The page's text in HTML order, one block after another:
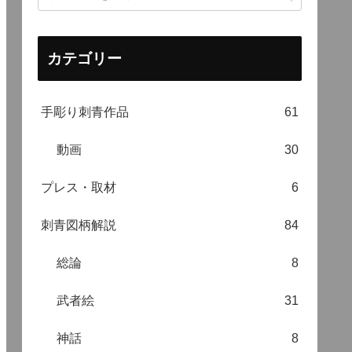
カテゴリー
手彫り刺青作品 61
動画 30
プレス・取材 6
刺青図柄解説 84
総論 8
武者絵 31
神話 8